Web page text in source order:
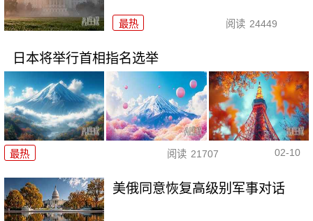
最热 阅读 24449
日本将举行首相指名选举
最热 阅读 21707 02-10
美俄同意恢复高级别军事对话